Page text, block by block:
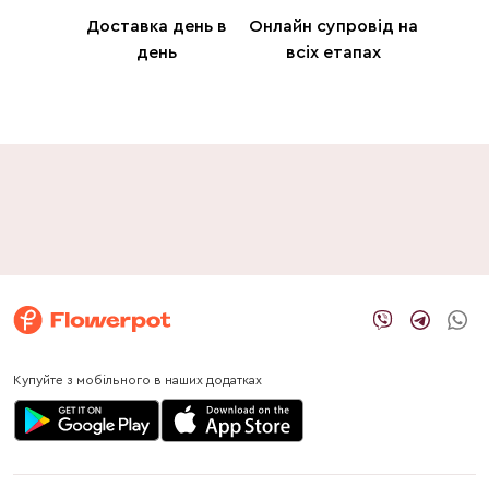
Доставка день в
день
Онлайн супровід на
всіх етапах
Купуйте з мобільного в наших додатках